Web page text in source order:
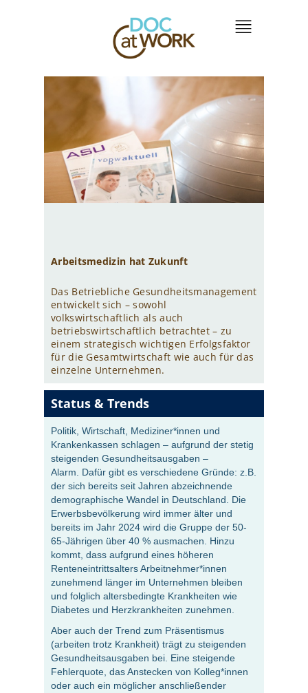
Arbeitsmedizin hat Zukunft
Das Betriebliche Gesundheitsmanagement
entwickelt sich – sowohl
volkswirtschaftlich als auch
betriebswirtschaftlich betrachtet – zu
einem strategisch wichtigen Erfolgsfaktor
für die Gesamtwirtschaft wie auch für das
einzelne Unternehmen.
Status & Trends
Politik, Wirtschaft, Mediziner*innen und
Krankenkassen schlagen – aufgrund der stetig
steigenden Gesundheitsausgaben –
Alarm. Dafür gibt es verschiedene Gründe: z.B.
der sich bereits seit Jahren abzeichnende
demographische Wandel in Deutschland. Die
Erwerbsbevölkerung wird immer älter und
bereits im Jahr 2024 wird die Gruppe der 50-
65-Jährigen über 40 % ausmachen. Hinzu
kommt, dass aufgrund eines höheren
Renteneintrittsalters Arbeitnehmer*innen
zunehmend länger im Unternehmen bleiben
und folglich altersbedingte Krankheiten wie
Diabetes und Herzkrankheiten zunehmen.
Aber auch der Trend zum Präsentismus
(arbeiten trotz Krankheit) trägt zu steigenden
Gesundheitsausgaben bei. Eine steigende
Fehlerquote, das Anstecken von Kolleg*innen
oder auch ein möglicher anschließender